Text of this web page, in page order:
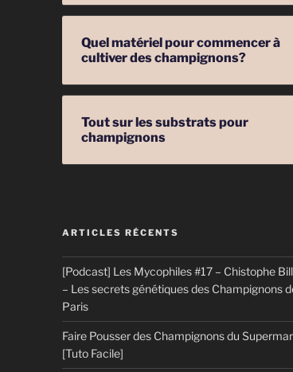
Quel matériel pour commencer à
cultiver des champignons?
Tout sur les substrats pour
champignons
ARTICLES RÉCENTS
[Podcast] Les Mycophiles #17 – Chistophe
– Les secrets génétiques des Champignons
Paris
Faire Pousser des Champignons du
[Tuto Facile]